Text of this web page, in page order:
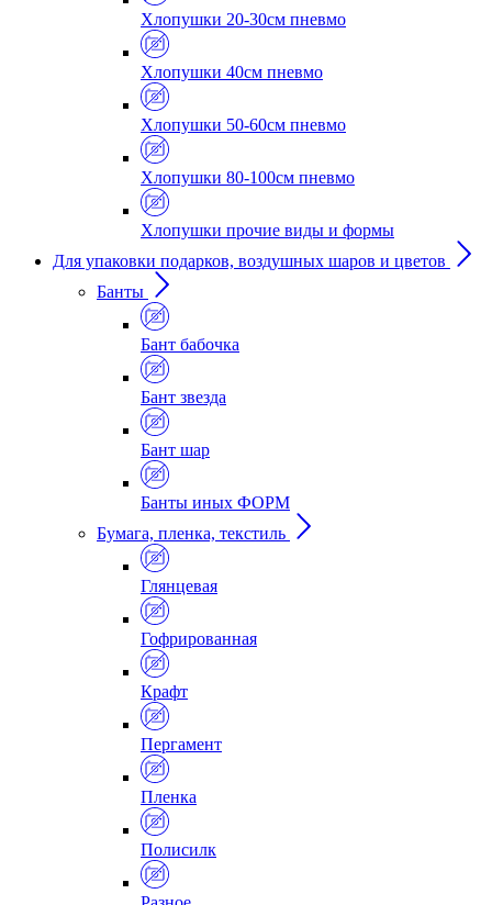
Хлопушки 20-30см пневмо
Хлопушки 40см пневмо
Хлопушки 50-60см пневмо
Хлопушки 80-100см пневмо
Хлопушки прочие виды и формы
Для упаковки подарков, воздушных шаров и цветов
Банты
Бант бабочка
Бант звезда
Бант шар
Банты иных ФОРМ
Бумага, пленка, текстиль
Глянцевая
Гофрированная
Крафт
Пергамент
Пленка
Полисилк